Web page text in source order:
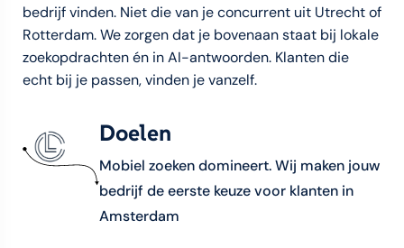
bedrijf vinden. Niet die van je concurrent uit Utrecht of
Rotterdam. We zorgen dat je bovenaan staat bij lokale
zoekopdrachten én in AI-antwoorden. Klanten die
echt bij je passen, vinden je vanzelf.
Doelen
Mobiel zoeken domineert. Wij maken jouw
bedrijf de eerste keuze voor klanten in
Amsterdam